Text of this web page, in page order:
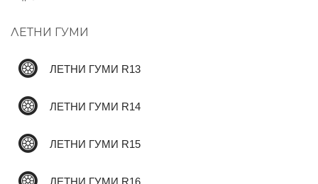
ЛЕТНИ ГУМИ
ЛЕТНИ ГУМИ R13
ЛЕТНИ ГУМИ R14
ЛЕТНИ ГУМИ R15
ЛЕТНИ ГУМИ R16